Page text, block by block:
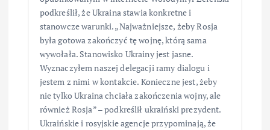
podkreślił, że Ukraina stawia konkretne i
stanowcze warunki. „Najważniejsze, żeby Rosja
była gotowa zakończyć tę wojnę, którą sama
wywołała. Stanowisko Ukrainy jest jasne.
Wyznaczyłem naszej delegacji ramy dialogu i
jestem z nimi w kontakcie. Konieczne jest, żeby
nie tylko Ukraina chciała zakończenia wojny, ale
również Rosja” – podkreślił ukraiński prezydent.
Ukraińskie i rosyjskie agencje przypominają, że